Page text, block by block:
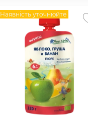
Наявність уточнюйте